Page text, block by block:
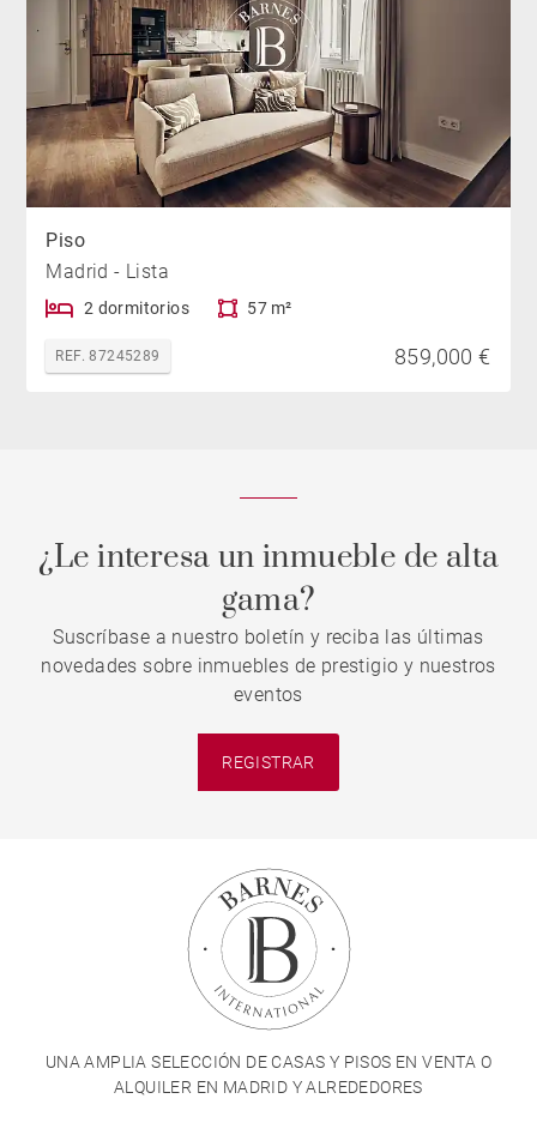
Piso
Madrid - Lista
2 dormitorios 57 m²
REF. 87245289 859,000 €
¿Le interesa un inmueble de alta
gama?
Suscríbase a nuestro boletín y reciba las últimas
novedades sobre inmuebles de prestigio y nuestros
eventos
REGISTRAR
UNA AMPLIA SELECCIÓN DE CASAS Y PISOS EN VENTA O
ALQUILER EN MADRID Y ALREDEDORES